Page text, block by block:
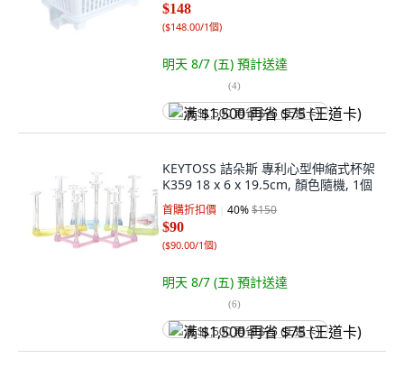
$148
($148.00/1個)
明天 8/7 (五) 預計送達
(4)
满 $1,500 再省 $75 (王道卡)
KEYTOSS 詰朵斯 專利心型伸縮式杯架
K359 18 x 6 x 19.5cm, 顏色隨機, 1個
首購折扣價 40%$150
$90
($90.00/1個)
明天 8/7 (五) 預計送達
(6)
满 $1,500 再省 $75 (王道卡)